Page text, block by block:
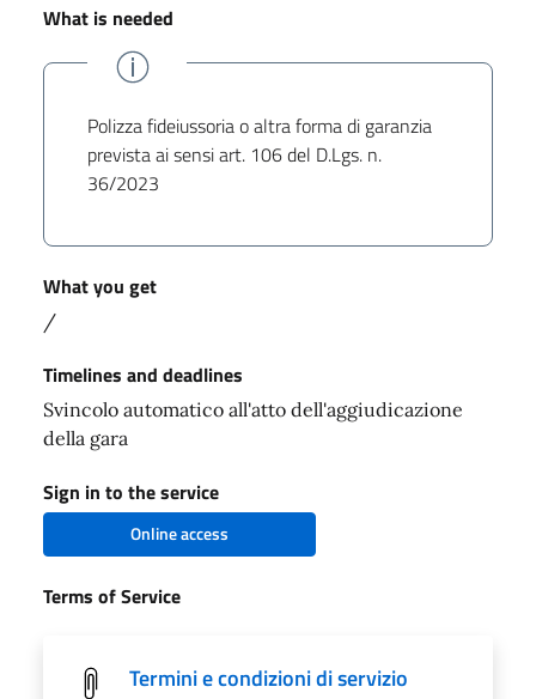
What is needed
Polizza fideiussoria o altra forma di garanzia
prevista ai sensi art. 106 del D.Lgs. n.
36/2023
What you get
/
Timelines and deadlines
Svincolo automatico all'atto dell'aggiudicazione
della gara
Sign in to the service
Online access
Terms of Service
Termini e condizioni di servizio